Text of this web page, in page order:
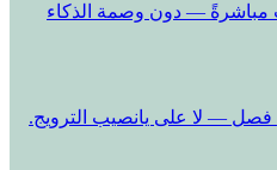
مباشرةً — دون وصمة الذكاء
— لا على يانصيب الترويج.